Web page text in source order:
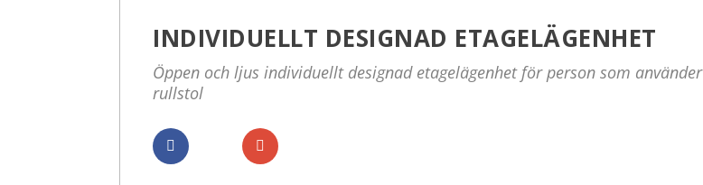
INDIVIDUELLT DESIGNAD ETAGELÄGENHET
Öppen och ljus individuellt designad etagelägenhet för person som använder
rullstol